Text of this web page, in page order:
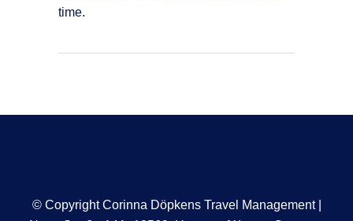
time.
© Copyright Corinna Döpkens Travel Management |